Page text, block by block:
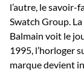
l’autre, le savoir-
Swatch Group.
Balmain voit le
1995, l’horloger
marque devient